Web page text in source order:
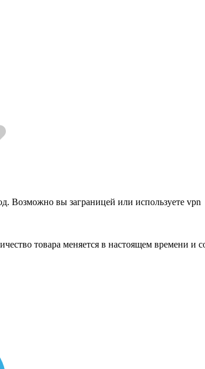
Возможно вы заграницей или используете vpn
товара меняется в настоящем времени и